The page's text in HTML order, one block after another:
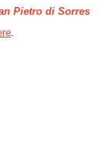
Pietro di Sorres